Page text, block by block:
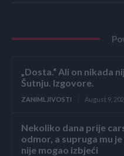
„Dosta.“ Ali on nikada
Šutnju. Izgovore.
ZANIMLJIVOSTI August 9,
Nekoliko dana prije
odmor, a supruga mu
nije mogao izbjeći